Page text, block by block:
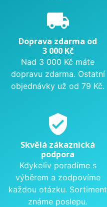
local_shipping
Doprava zdarma od
3 000 Kč
Nad 3 000 Kč máte
dopravu zdarma. Ostatní
objednávky už od 79 Kč.
verified_user
Skvělá zákaznická
podpora
Kdykoliv poradíme s
výběrem a zodpovíme
každou otázku. Sortiment
známe poslepu.